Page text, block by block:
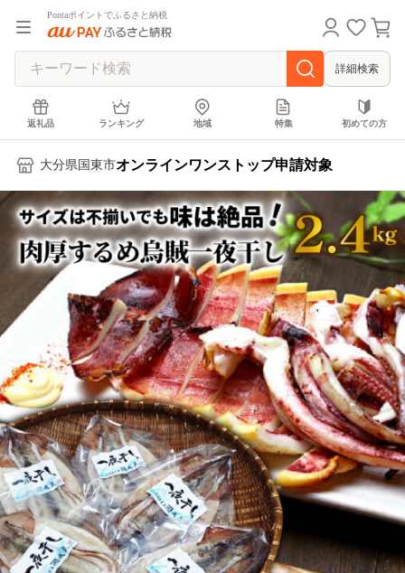
Pontaポイントでふるさと納税
詳細検索
返礼品 ランキング 地域 特集 初めての方
大分県国東市オンラインワンストップ申請対象